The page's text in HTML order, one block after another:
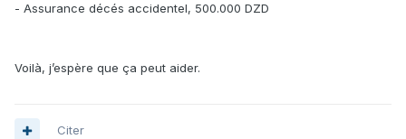
- Assurance décés accidentel, 500.000 DZD
Voilà, j’espère que ça peut aider.
Citer